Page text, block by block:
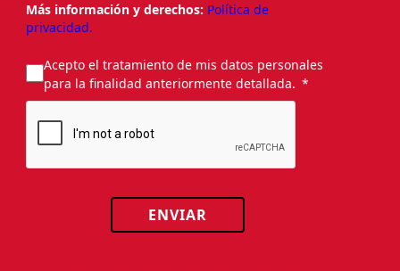
Más información y derechos: Política de
privacidad.
Acepto el tratamiento de mis datos personales
para la finalidad anteriormente detallada.
ENVIAR